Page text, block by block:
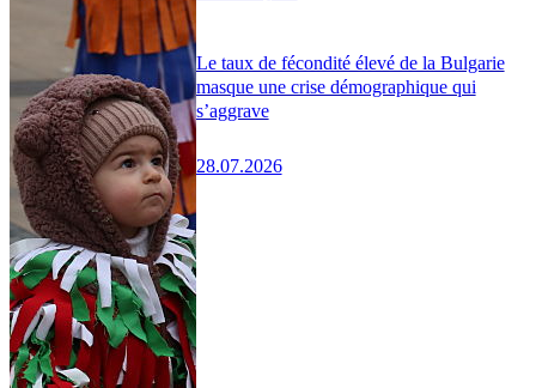
Le taux de fécondité élevé de la Bulgarie
masque une crise démographique qui
s’aggrave
28.07.2026